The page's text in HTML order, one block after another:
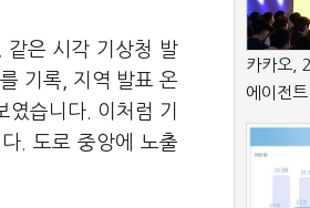
같은 시각 기상청 발
기록, 지역 발표 온
습니다. 이처럼 기
. 도로 중앙에 노출
카카오,
에이전